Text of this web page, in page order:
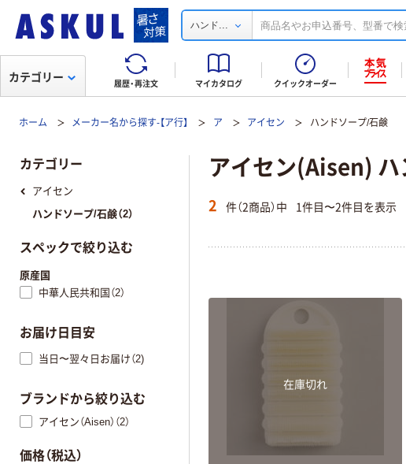
ハンド...
履歴・再注文 マイカタログ クイックオーダー
カテゴリー
ホーム メーカー名から探す-【ア行】 ア アイセン ハンドソープ/石鹸
アイセン(Aisen)
2 件（2商品）中 1件目〜2件目を表示
在庫切れ
カテゴリー
アイセン
ハンドソープ/石鹸（2）
スペックで絞り込む
原産国
中華人民共和国（2）
お届け日目安
当日〜翌々日お届け（2)
ブランドから絞り込む
アイセン（Aisen）（2）
価格（税込）